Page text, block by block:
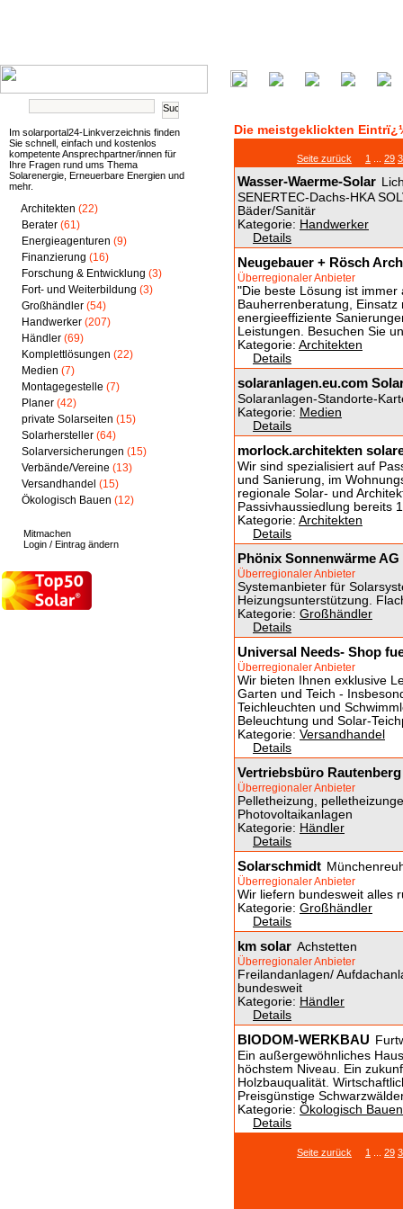
Im solarportal24-Linkverzeichnis finden
Sie schnell, einfach und kostenlos
kompetente Ansprechpartner/innen für
Ihre Fragen rund ums Thema
Solarenergie, Erneuerbare Energien und
mehr.
Architekten (22)
Berater (61)
Energieagenturen (9)
Finanzierung (16)
Forschung & Entwicklung (3)
Fort- und Weiterbildung (3)
Großhändler (54)
Handwerker (207)
Händler (69)
Komplettlösungen (22)
Medien (7)
Montagegestelle (7)
Planer (42)
private Solarseiten (15)
Solarhersteller (64)
Solarversicherungen (15)
Verbände/Vereine (13)
Versandhandel (15)
Ökologisch Bauen (12)
Mitmachen
Login / Eintrag ändern
Die meistgeklickten
Seite zurück 1 29
Wasser-Waerme-Solar
SENERTEC-Dachs-HKA
Bäder/Sanitär
Kategorie: Handwerker
Details
Neugebauer + Rösch
Überregionaler Anbieter
"Die beste Lösung ist
Bauherrenberatung,
energieeffiziente
Leistungen. Besuchen Sie
Kategorie: Architekten
Details
solaranlagen.eu.com
Solaranlagen-Standorte-
Kategorie: Medien
Details
morlock.architekten
Wir sind spezialisiert auf
und Sanierung, im
regionale Solar- und
Passivhaussiedlung bereits
Kategorie: Architekten
Details
Phönix Sonnenwärme AG
Überregionaler Anbieter
Systemanbieter für
Heizungsunterstützung.
Kategorie: Großhändler
Details
Universal Needs- Shop
Überregionaler Anbieter
Wir bieten Ihnen exklusive
Garten und Teich -
Teichleuchten und
Beleuchtung und Solar-
Kategorie: Versandhandel
Details
Vertriebsbüro Rautenberg
Überregionaler Anbieter
Pelletheizung,
Photovoltaikanlagen
Kategorie: Händler
Details
Solarschmidt
Überregionaler Anbieter
Wir liefern bundesweit alles
Kategorie: Großhändler
Details
km solar Achstetten
Überregionaler Anbieter
Freilandanlagen/
bundesweit
Kategorie: Händler
Details
BIODOM-WERKBAU
Ein außergewöhnliches
höchstem Niveau. Ein
Holzbauqualität.
Preisgünstige
Kategorie: Ökologisch Bauen
Details
Seite zurück 1 29